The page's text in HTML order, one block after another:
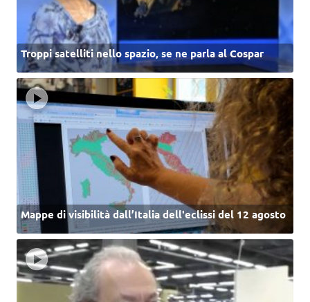
Troppi satelliti nello spazio, se ne parla al Cospar
Mappe di visibilità dall’Italia dell'eclissi del 12 agosto